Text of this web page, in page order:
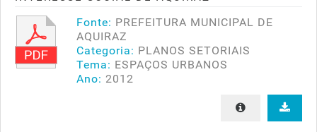
Fonte: PREFEITURA MUNICIPAL DE
AQUIRAZ
Categoria: PLANOS SETORIAIS
Tema: ESPAÇOS URBANOS
Ano: 2012